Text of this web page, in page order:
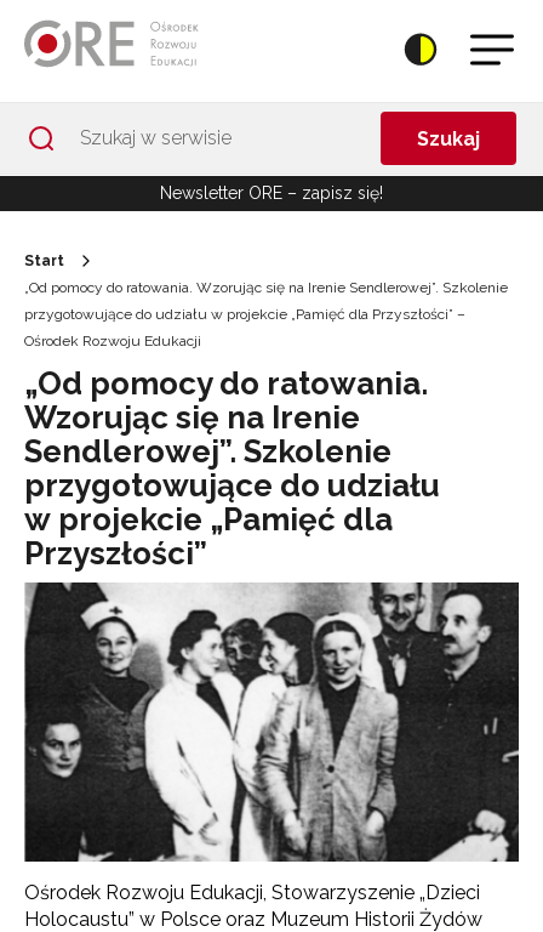
Szukaj
Newsletter ORE – zapisz się!
Start
„Od pomocy do ratowania. Wzorując się na Irenie Sendlerowej”. Szkolenie
przygotowujące do udziału w projekcie „Pamięć dla Przyszłości” –
Ośrodek Rozwoju Edukacji
„Od pomocy do ratowania.
Wzorując się na Irenie
Sendlerowej”. Szkolenie
przygotowujące do udziału
w projekcie „Pamięć dla
Przyszłości”
Ośrodek Rozwoju Edukacji, Stowarzyszenie „Dzieci
Holocaustu” w Polsce oraz Muzeum Historii Żydów